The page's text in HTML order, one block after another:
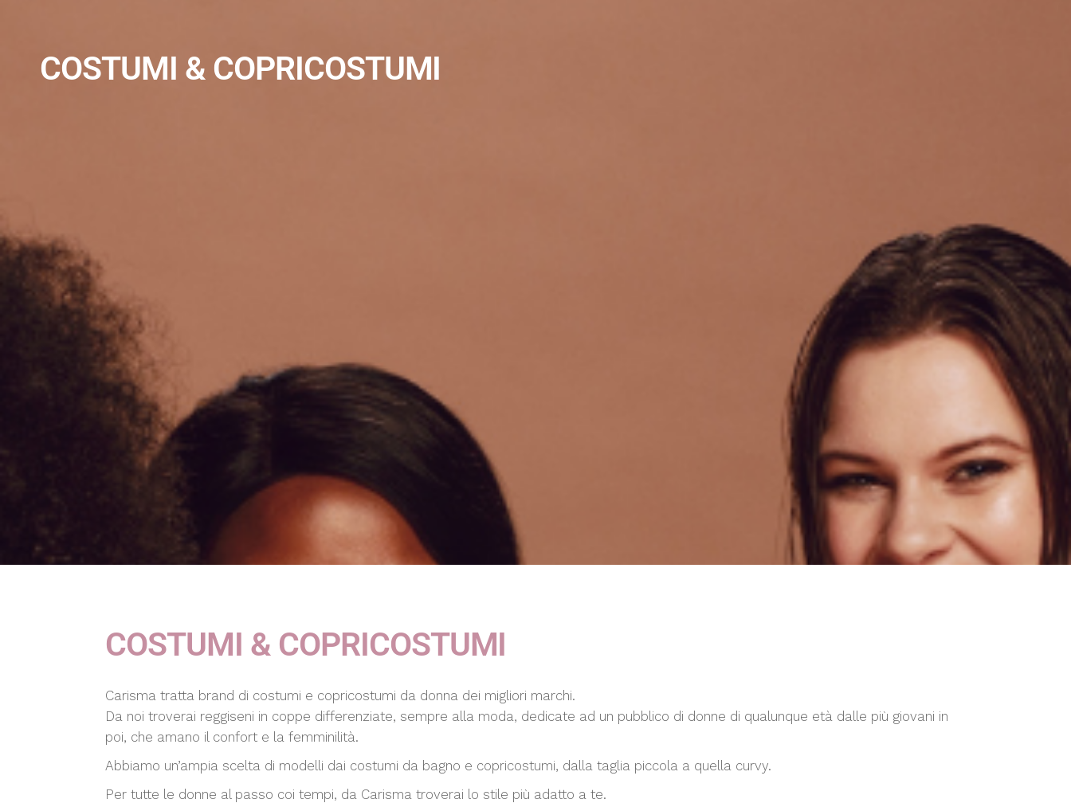
COSTUMI & COPRICOSTUMI
COSTUMI & COPRICOSTUMI
Carisma tratta brand di costumi e copricostumi da donna dei migliori marchi.
Da noi troverai reggiseni in coppe differenziate, sempre alla moda, dedicate ad un pubblico di donne di qualunque età dalle più giovani in
poi, che amano il confort e la femminilità.
Abbiamo un’ampia scelta di modelli dai costumi da bagno e copricostumi, dalla taglia piccola a quella curvy.
Per tutte le donne al passo coi tempi, da Carisma troverai lo stile più adatto a te.